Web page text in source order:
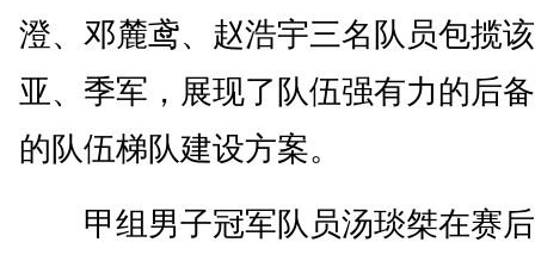
澄、邓麓鸢、赵浩宇三名队员包揽
亚、季军，展现了队伍强有力的后
的队伍梯队建设方案。
甲组男子冠军队员汤琰桀在赛后